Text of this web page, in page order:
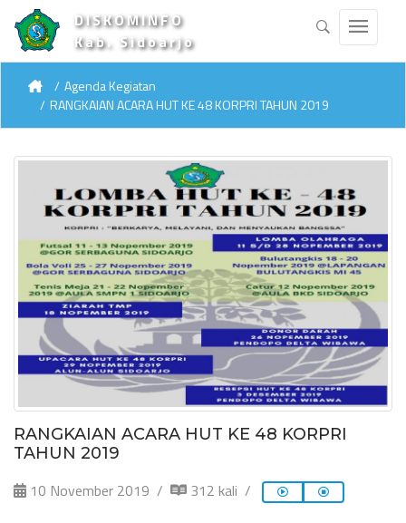
DISKOMINFO
Kab. Sidoarjo
Agenda Kegiatan
RANGKAIAN ACARA HUT KE 48 KORPRI TAHUN 2019
RANGKAIAN ACARA HUT KE 48 KORPRI
TAHUN 2019
10 November 2019 312 kali